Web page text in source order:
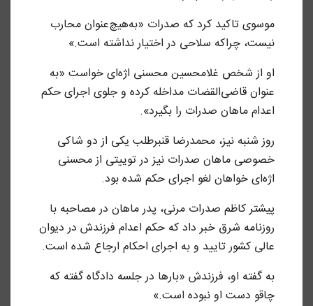
موسوی تاکید کرد که صدرات «به‌هیچ‌عنوان محارب
نیست، چراکه سلاحی در اختیار نداشته است.»
او از شخص غلامحسین محسنی اژه‌ای خواست «به
عنوان قاضی‌القضات مداخله کرده و جلوی اجرای حکم
اعدام ماهان صدرات را بگیرد».
روز شنبه نیز، محمدرضا قنبرطلب یکی از دو شاکی
خصوصی ماهان صدرات نیز در توییتی از محسنی
اژه‌ای خواهان لغو اجرای حکم شده بود.
پیشتر کاظم صدرات مرنی، پدر ماهان در مصاحبه با
روزنامه شرق خبر داد که حکم اعدام فرزندش در دیوان
عالی کشور تایید و به اجرای احکام ارجاع شده است.
به گفته او، فرزندش «بارها در جلسه دادگاه گفته که
چاقو دست او نبوده است.»